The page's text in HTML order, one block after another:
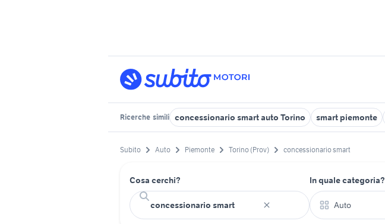
Ricerche simili concessionario smart auto Torino smart piemonte
Subito Auto Piemonte Torino (Prov) concessionario smart
Cosa cerchi? In quale categoria?
Auto